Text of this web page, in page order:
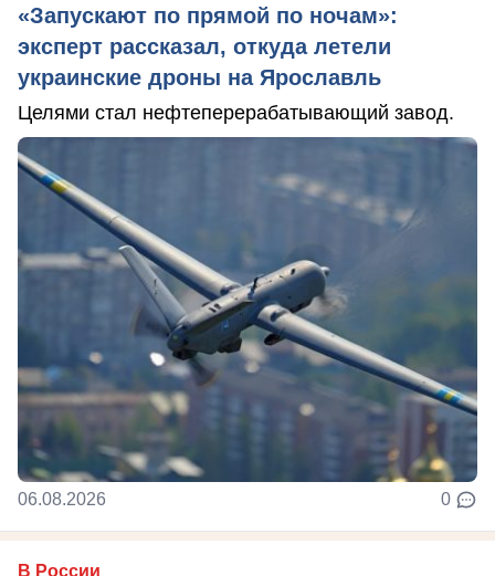
«Запускают по прямой по ночам»:
эксперт рассказал, откуда летели
украинские дроны на Ярославль
Целями стал нефтеперерабатывающий завод.
06.08.2026 0
В России